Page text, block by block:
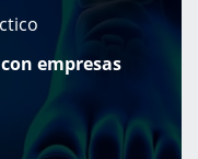
empresas